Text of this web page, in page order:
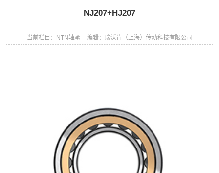
NJ207+HJ207
当前栏目：NTN轴承 编辑：瑞沃肯（上海）传动科技有限公司